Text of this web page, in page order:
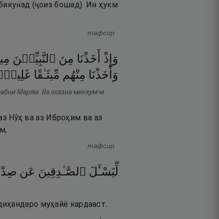
(ҷоиз бошад). Ин ҳукм
тафсир
وَإِذْ أَخَذْنَا مِنَ ٱلنَّبِيِّـۧنَ
وَأَخَذْنَا مِنْهُم مِّيثَـٰقًا
Марям. Ва ахазна минҳум-м
Нӯҳ ва аз Иброҳим ва аз
тафсир
لِّيَسْـَٔلَ ٱلصَّـٰدِقِينَ عَن
муҳайё кардааст.